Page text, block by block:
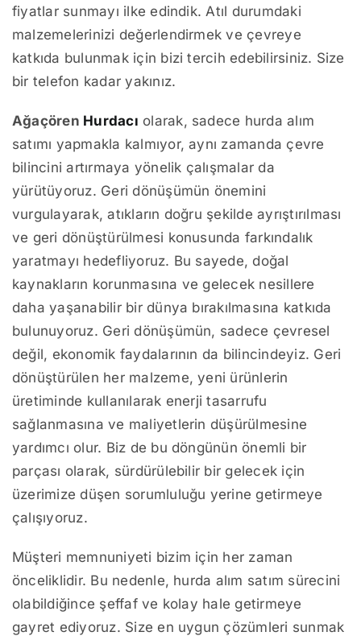
fiyatlar sunmayı ilke edindik. Atıl durumdaki
malzemelerinizi değerlendirmek ve çevreye
katkıda bulunmak için bizi tercih edebilirsiniz. Size
bir telefon kadar yakınız.
Ağaçören Hurdacı olarak, sadece hurda alım
satımı yapmakla kalmıyor, aynı zamanda çevre
bilincini artırmaya yönelik çalışmalar da
yürütüyoruz. Geri dönüşümün önemini
vurgulayarak, atıkların doğru şekilde ayrıştırılması
ve geri dönüştürülmesi konusunda farkındalık
yaratmayı hedefliyoruz. Bu sayede, doğal
kaynakların korunmasına ve gelecek nesillere
daha yaşanabilir bir dünya bırakılmasına katkıda
bulunuyoruz. Geri dönüşümün, sadece çevresel
değil, ekonomik faydalarının da bilincindeyiz. Geri
dönüştürülen her malzeme, yeni ürünlerin
üretiminde kullanılarak enerji tasarrufu
sağlanmasına ve maliyetlerin düşürülmesine
yardımcı olur. Biz de bu döngünün önemli bir
parçası olarak, sürdürülebilir bir gelecek için
üzerimize düşen sorumluluğu yerine getirmeye
çalışıyoruz.
Müşteri memnuniyeti bizim için her zaman
önceliklidir. Bu nedenle, hurda alım satım sürecini
olabildiğince şeffaf ve kolay hale getirmeye
gayret ediyoruz. Size en uygun çözümleri sunmak